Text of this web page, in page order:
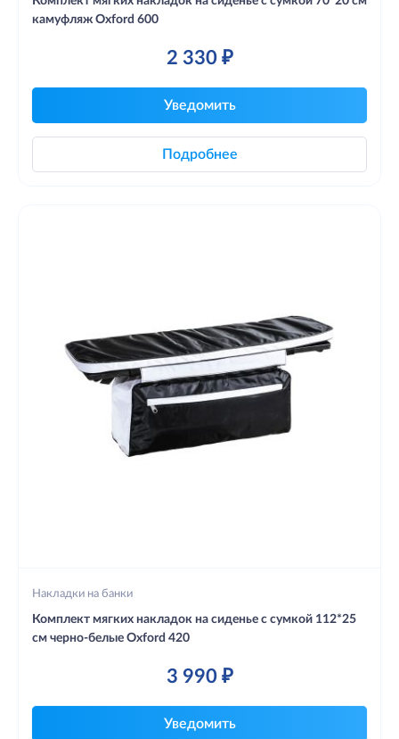
камуфляж Oxford 600
2 330 ₽
Уведомить
Подробнее
Накладки на банки
Комплект мягких накладок на сиденье с сумкой 112*25
см черно-белые Oxford 420
3 990 ₽
Уведомить